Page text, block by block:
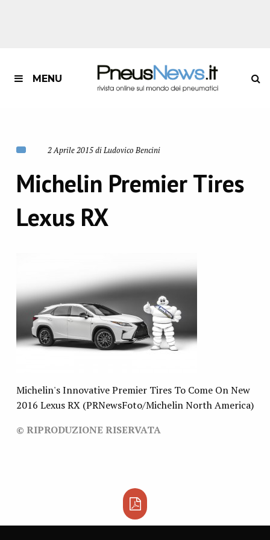
MENU
2 Aprile 2015 di Ludovico Bencini
Michelin Premier Tires
Lexus RX
Michelin's Innovative Premier Tires To Come On New
2016 Lexus RX (PRNewsFoto/Michelin North America)
© RIPRODUZIONE RISERVATA